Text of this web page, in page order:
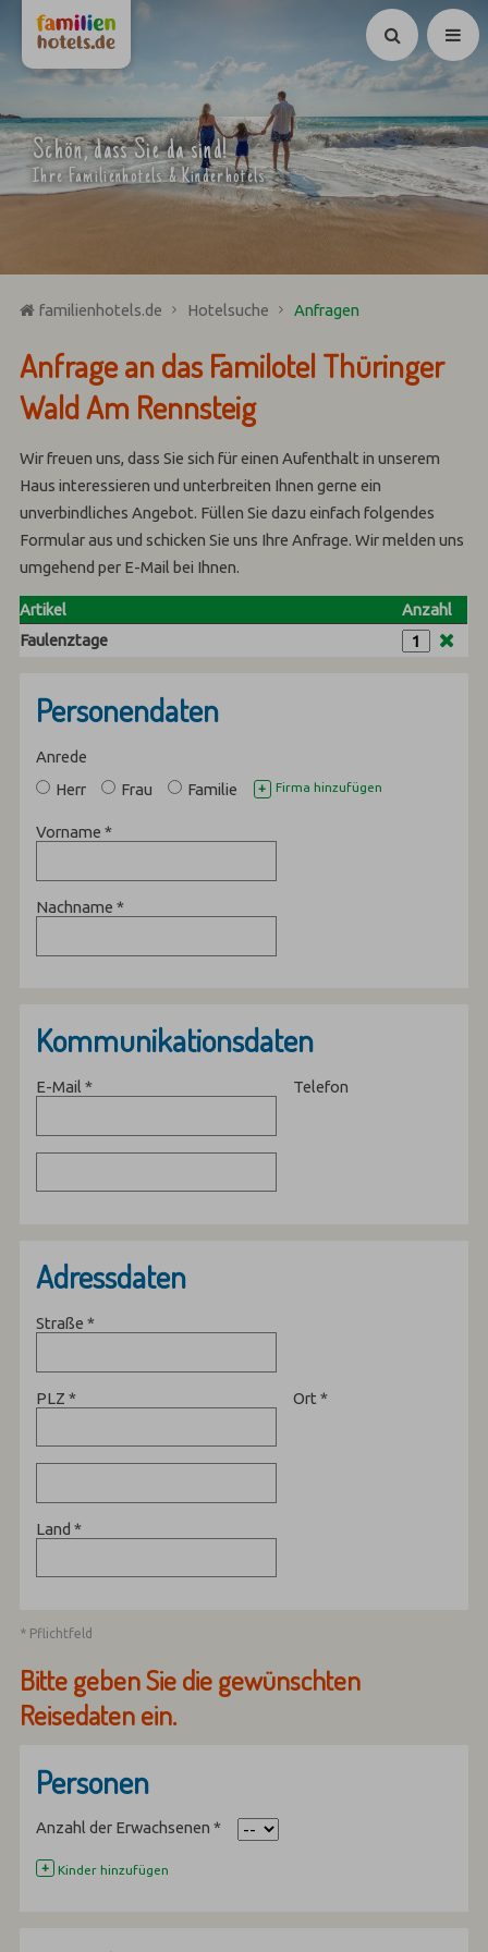
Suchen
Schön, dass Sie da sind!
Ihre Familienhotels & Kinderhotels
familienhotels.de Hotelsuche Anfragen
Anfrage an das Familotel Thüringer
Wald Am Rennsteig
Wir freuen uns, dass Sie sich für einen Aufenthalt in unserem
Haus interessieren und unterbreiten Ihnen gerne ein
unverbindliches Angebot. Füllen Sie dazu einfach folgendes
Formular aus und schicken Sie uns Ihre Anfrage. Wir melden uns
umgehend per E-Mail bei Ihnen.
Artikel
Anzahl
Faulenztage
Personendaten
Anrede
Herr
Frau Familie + Firma hinzufügen
Vorname*
Nachname*
Kommunikationsdaten
E-Mail* Telefon
Adressdaten
Straße*
PLZ* Ort *
Land*
* Pflichtfeld
Bitte geben Sie die gewünschten
Reisedaten ein.
Personen
Anzahl der Erwachsenen*
+ Kinder hinzufügen